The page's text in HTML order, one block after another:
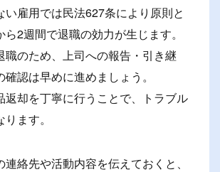
い雇用では民法627条により原則と
ら2週間で退職の効力が生じます。
職のため、上司への報告・引き継
認は早めに進めましょう。
返却を丁寧に行うことで、トラブル
ます。
連絡先や活動内容を伝えておくと、